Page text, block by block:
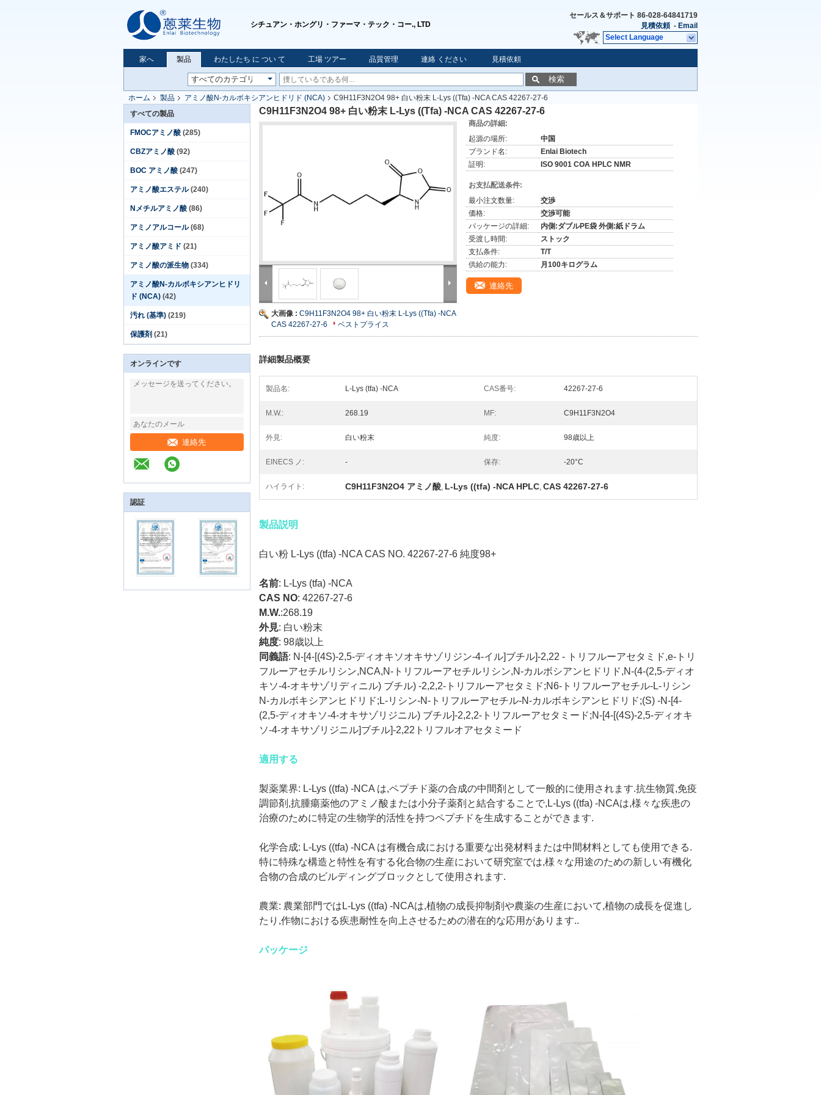
シチュアン・ホングリ・ファーマ・テック・コー., LTD
セールス＆サポート 86-028-64841719
見積依頼 - Email
Select Language
家へ 製品 わたしたち に つい て 工場 ツアー 品質管理 連絡 ください 見積依頼
検索
ホーム 製品 アミノ酸N-カルボキシアンヒドリド (NCA)
C9H11F3N2O4 98+ 白い粉末 L-Lys ((Tfa) -NCA CAS 42267-27-6
すべての製品
FMOCアミノ酸 (285)
CBZアミノ酸 (92)
BOC アミノ酸 (247)
アミノ酸エステル (240)
Nメチルアミノ酸 (86)
アミノアルコール (68)
アミノ酸アミド (21)
アミノ酸の派生物 (334)
アミノ酸N-カルボキシアンヒドリ
ド (NCA) (42)
汚れ (基準) (219)
保護剤 (21)
オンラインです
連絡先
認証
C9H11F3N2O4 98+ 白い粉末 L-Lys ((Tfa) -NCA CAS 42267-27-6
大画像 : C9H11F3N2O4 98+ 白い粉末 L-Lys ((Tfa) -NCA
CAS 42267-27-6
ベストプライス
商品の詳細:
起源の場所:
中国
ブランド名:
Enlai Biotech
証明:
ISO 9001 COA HPLC NMR
お支払配送条件:
最小注文数量:
交渉
価格:
交渉可能
パッケージの詳細:
内側:ダブルPE袋 外側:紙ドラム
受渡し時間:
ストック
支払条件:
T/T
供給の能力:
月100キログラム
連絡先
詳細製品概要
製品名: L-Lys (tfa) -NCA CAS番号: 42267-27-6
M.W.: 268.19 MF: C9H11F3N2O4
外見: 白い粉末 純度: 98歳以上
EINECS ノ: - 保存: -20°C
ハイライト: C9H11F3N2O4 アミノ酸, L-Lys ((tfa) -NCA HPLC, CAS 42267-27-6
製品説明
白い粉 L-Lys ((tfa) -NCA CAS NO. 42267-27-6 純度98+
名前: L-Lys (tfa) -NCA
CAS NO: 42267-27-6
M.W.:268.19
外見: 白い粉末
純度: 98歳以上
同義語: N-[4-[(4S)-2,5-ディオキソオキサゾリジン-4-イル]ブチル]-2,22 - トリフルーアセタミド,e-トリ
フルーアセチルリシン,NCA,N-トリフルーアセチルリシン,N-カルボシアンヒドリド,N-(4-(2,5-ディオ
キソ-4-オキサゾリディニル) ブチル) -2,2,2-トリフルーアセタミド;N6-トリフルーアセチル-L-リシン
N-カルボキシアンヒドリド;L-リシン-N-トリフルーアセチル-N-カルボキシアンヒドリド;(S) -N-[4-
(2,5-ディオキソ-4-オキサゾリジニル) ブチル]-2,2,2-トリフルーアセタミード;N-[4-[(4S)-2,5-ディオキ
ソ-4-オキサゾリジニル]ブチル]-2,22トリフルオアセタミード
適用する
製薬業界: L-Lys ((tfa) -NCA は,ペプチド薬の合成の中間剤として一般的に使用されます.抗生物質,免疫
調節剤,抗腫瘍薬他のアミノ酸または小分子薬剤と結合することで,L-Lys ((tfa) -NCAは,様々な疾患の
治療のために特定の生物学的活性を持つペプチドを生成することができます.
化学合成: L-Lys ((tfa) -NCA は有機合成における重要な出発材料または中間材料としても使用できる.
特に特殊な構造と特性を有する化合物の生産において研究室では,様々な用途のための新しい有機化
合物の合成のビルディングブロックとして使用されます.
農業: 農業部門ではL-Lys ((tfa) -NCAは,植物の成長抑制剤や農薬の生産において,植物の成長を促進し
たり,作物における疾患耐性を向上させるための潜在的な応用があります..
パッケージ